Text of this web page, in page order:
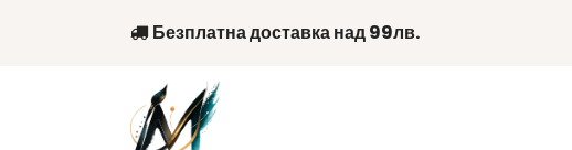
Безплатна доставка над 99лв.